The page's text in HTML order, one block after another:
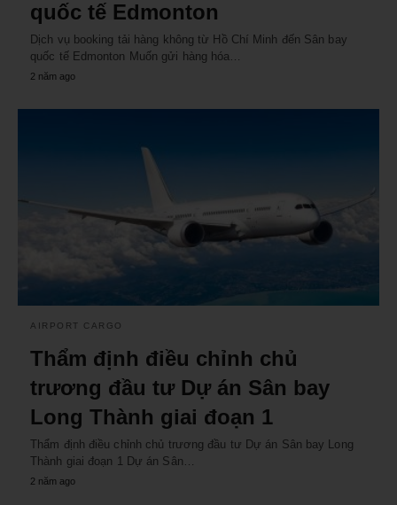
quốc tế Edmonton
Dịch vụ booking tải hàng không từ Hồ Chí Minh đến Sân bay
quốc tế Edmonton Muốn gửi hàng hóa…
2 năm ago
AIRPORT CARGO
Thẩm định điều chỉnh chủ
trương đầu tư Dự án Sân bay
Long Thành giai đoạn 1
Thẩm định điều chỉnh chủ trương đầu tư Dự án Sân bay Long
Thành giai đoạn 1 Dự án Sân…
2 năm ago